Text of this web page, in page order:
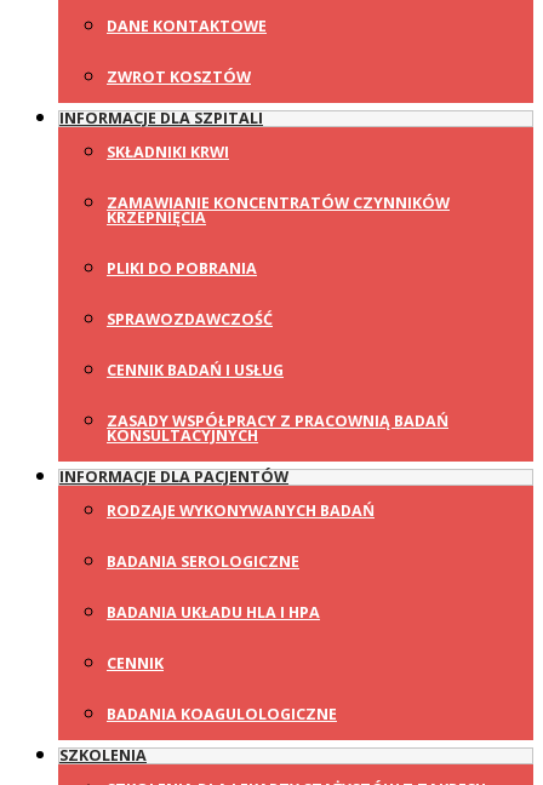
DANE KONTAKTOWE
ZWROT KOSZTÓW
INFORMACJE DLA SZPITALI
SKŁADNIKI KRWI
ZAMAWIANIE KONCENTRATÓW CZYNNIKÓW
KRZEPNIĘCIA
PLIKI DO POBRANIA
SPRAWOZDAWCZOŚĆ
CENNIK BADAŃ I USŁUG
ZASADY WSPÓŁPRACY Z PRACOWNIĄ BADAŃ
KONSULTACYJNYCH
INFORMACJE DLA PACJENTÓW
RODZAJE WYKONYWANYCH BADAŃ
BADANIA SEROLOGICZNE
BADANIA UKŁADU HLA I HPA
CENNIK
BADANIA KOAGULOLOGICZNE
SZKOLENIA